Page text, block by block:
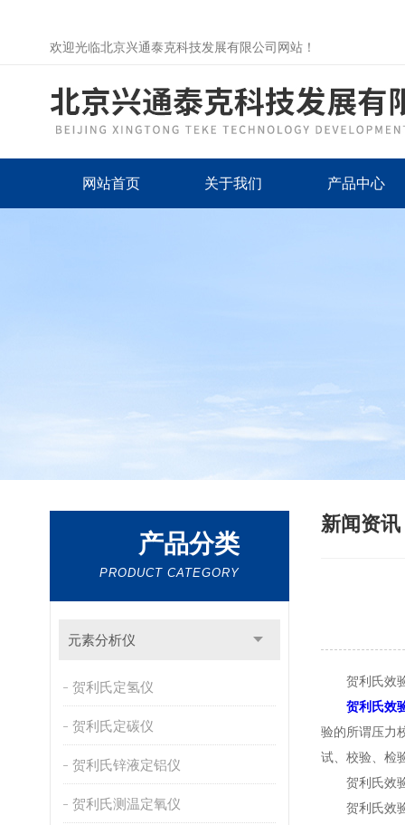
欢迎光临北京兴通泰克科技发展有限公司网站！
网站首页 关于我们 产品中心
产品分类
PRODUCT CATEGORY
元素分析仪
贺利氏定氢仪
贺利氏定碳仪
贺利氏锌液定铝仪
贺利氏测温定氧仪
新闻资讯
贺利氏效验
贺利氏效
验的所谓压力
试、校验、检
贺利氏效验
贺利氏效验